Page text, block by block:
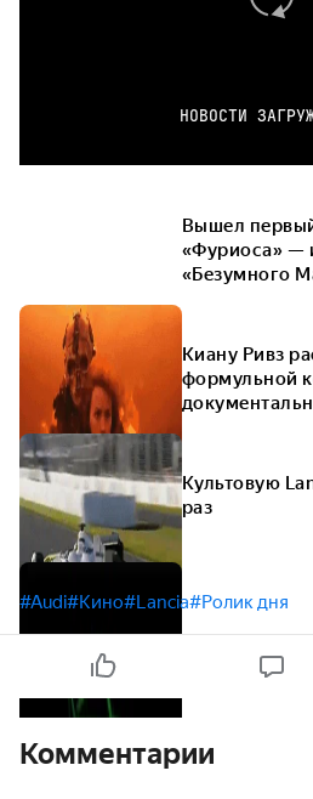
НОВОСТИ
Вышел
«Фуриоса» —
«Безумного
Киану Ривз
формульной
Культовую
раз
#Audi#Кино#Lancia#Ролик дня
Комментарии